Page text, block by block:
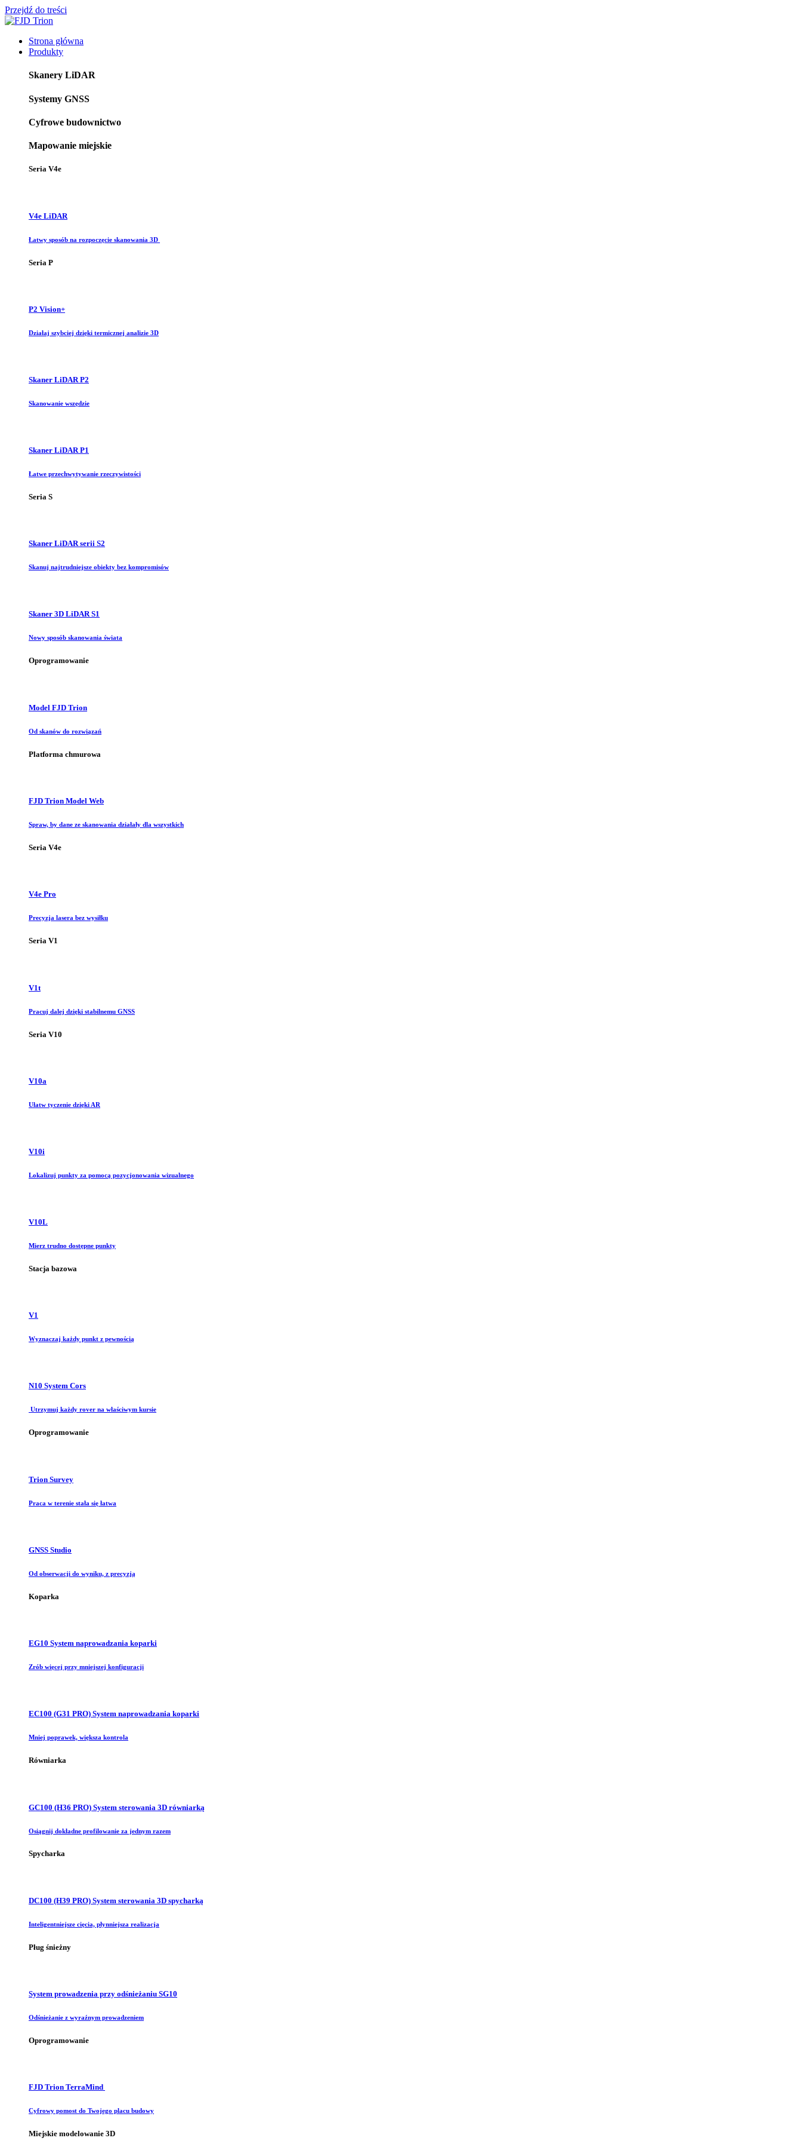
Przejdź do treści
Strona główna
Produkty
Skanery LiDAR
Systemy GNSS
Cyfrowe budownictwo
Mapowanie miejskie
Seria V4e
V4e LiDAR
Łatwy sposób na rozpoczęcie skanowania 3D
Seria P
P2 Vision+
Działaj szybciej dzięki termicznej analizie 3D
Skaner LiDAR P2
Skanowanie wszędzie
Skaner LiDAR P1
Łatwe przechwytywanie rzeczywistości
Seria S
Skaner LiDAR serii S2
Skanuj najtrudniejsze obiekty bez kompromisów
Skaner 3D LiDAR S1
Nowy sposób skanowania świata
Oprogramowanie
Model FJD Trion
Od skanów do rozwiązań
Platforma chmurowa
FJD Trion Model Web
Spraw, by dane ze skanowania działały dla wszystkich
Seria V4e
V4e Pro
Precyzja lasera bez wysiłku
Seria V1
V1t
Pracuj dalej dzięki stabilnemu GNSS
Seria V10
V10a
Ułatw tyczenie dzięki AR
V10i
Lokalizuj punkty za pomocą pozycjonowania wizualnego
V10L
Mierz trudno dostępne punkty
Stacja bazowa
V1
Wyznaczaj każdy punkt z pewnością
N10 System Cors
Utrzymuj każdy rover na właściwym kursie
Oprogramowanie
Trion Survey
Praca w terenie stała się łatwa
GNSS Studio
Od obserwacji do wyniku, z precyzją
Koparka
EG10 System naprowadzania koparki
Zrób więcej przy mniejszej konfiguracji
EC100 (G31 PRO) System naprowadzania koparki
Mniej poprawek, większa kontrola
Równiarka
GC100 (H36 PRO) System sterowania 3D równiarką
Osiągnij dokładne profilowanie za jednym razem
Spycharka
DC100 (H39 PRO) System sterowania 3D spycharką
Inteligentniejsze cięcia, płynniejsza realizacja
Pług śnieżny
System prowadzenia przy odśnieżaniu SG10
Odśnieżanie z wyraźnym prowadzeniem
Oprogramowanie
FJD Trion TerraMind
Cyfrowy pomost do Twojego placu budowy
Miejskie modelowanie 3D